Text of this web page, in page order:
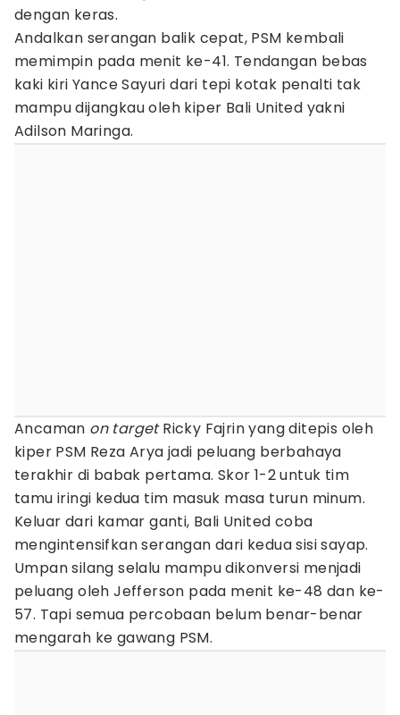
dengan keras.
Andalkan serangan balik cepat, PSM kembali
memimpin pada menit ke-41. Tendangan bebas
kaki kiri Yance Sayuri dari tepi kotak penalti tak
mampu dijangkau oleh kiper Bali United yakni
Adilson Maringa.
Ancaman on targetRicky Fajrin yang ditepis oleh
kiper PSM Reza Arya jadi peluang berbahaya
terakhir di babak pertama. Skor 1-2 untuk tim
tamu iringi kedua tim masuk masa turun minum.
Keluar dari kamar ganti, Bali United coba
mengintensifkan serangan dari kedua sisi sayap.
Umpan silang selalu mampu dikonversi menjadi
peluang oleh Jefferson pada menit ke-48 dan ke-
57. Tapi semua percobaan belum benar-benar
mengarah ke gawang PSM.